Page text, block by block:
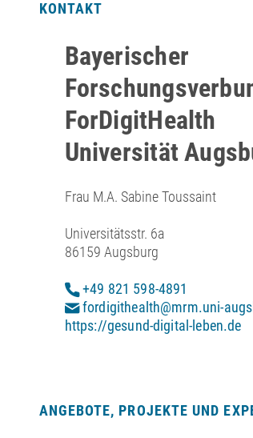
KONTAKT
Bayerischer
ForDigitHealth
Universität
Frau M.A. Sabine Toussaint
Universitätsstr. 6a
86159 Augsburg
+49 821 598-4891
fordigithealth@mrm.uni-
https://gesund-digital-leben.de
ANGEBOTE, PROJEKTE UND